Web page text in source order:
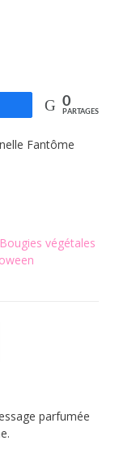
0
PARTAGES
Fantôme
Bougies végétales
parfumée